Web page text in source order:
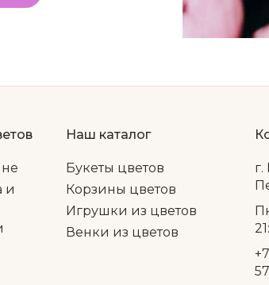
и
Наш каталог
Букеты цветов
Корзины цветов
Игрушки из цветов
Венки из цветов
57